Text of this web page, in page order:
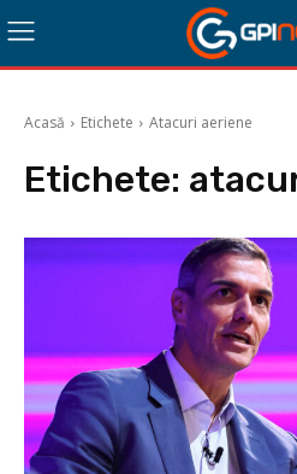
Acasă Etichete Atacuri aeriene
Etichete: